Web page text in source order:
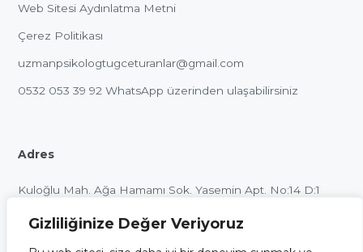
Gizliliğinize Değer Veriyoruz
Web Sitesi Aydınlatma Metni
Çerez Politikası
uzmanpsikologtugceturanlar@gmail.com
0532 053 39 92 WhatsApp üzerinden ulaşabilirsiniz
Adres
Kuloğlu Mah. Ağa Hamamı Sok. Yasemin Apt. No:14 D:1